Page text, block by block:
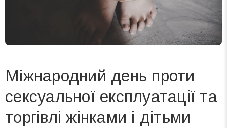
Міжнародний день проти
сексуальної експлуатації та
торгівлі жінками і дітьми